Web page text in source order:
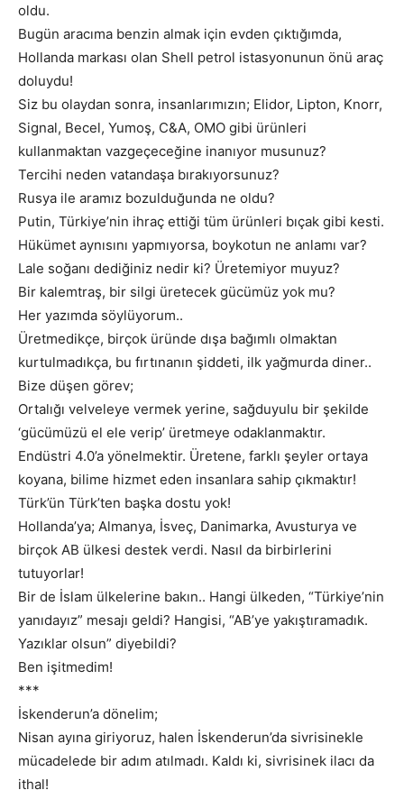
oldu.
Bugün aracıma benzin almak için evden çıktığımda,
Hollanda markası olan Shell petrol istasyonunun önü araç
doluydu!
Siz bu olaydan sonra, insanlarımızın; Elidor, Lipton, Knorr,
Signal, Becel, Yumoş, C&A, OMO gibi ürünleri
kullanmaktan vazgeçeceğine inanıyor musunuz?
Tercihi neden vatandaşa bırakıyorsunuz?
Rusya ile aramız bozulduğunda ne oldu?
Putin, Türkiye’nin ihraç ettiği tüm ürünleri bıçak gibi kesti.
Hükümet aynısını yapmıyorsa, boykotun ne anlamı var?
Lale soğanı dediğiniz nedir ki? Üretemiyor muyuz?
Bir kalemtraş, bir silgi üretecek gücümüz yok mu?
Her yazımda söylüyorum..
Üretmedikçe, birçok üründe dışa bağımlı olmaktan
kurtulmadıkça, bu fırtınanın şiddeti, ilk yağmurda diner..
Bize düşen görev;
Ortalığı velveleye vermek yerine, sağduyulu bir şekilde
‘gücümüzü el ele verip’ üretmeye odaklanmaktır.
Endüstri 4.0’a yönelmektir. Üretene, farklı şeyler ortaya
koyana, bilime hizmet eden insanlara sahip çıkmaktır!
Türk’ün Türk’ten başka dostu yok!
Hollanda’ya; Almanya, İsveç, Danimarka, Avusturya ve
birçok AB ülkesi destek verdi. Nasıl da birbirlerini
tutuyorlar!
Bir de İslam ülkelerine bakın.. Hangi ülkeden, “Türkiye’nin
yanıdayız” mesajı geldi? Hangisi, “AB’ye yakıştıramadık.
Yazıklar olsun” diyebildi?
Ben işitmedim!
***
İskenderun’a dönelim;
Nisan ayına giriyoruz, halen İskenderun’da sivrisinekle
mücadelede bir adım atılmadı. Kaldı ki, sivrisinek ilacı da
ithal!